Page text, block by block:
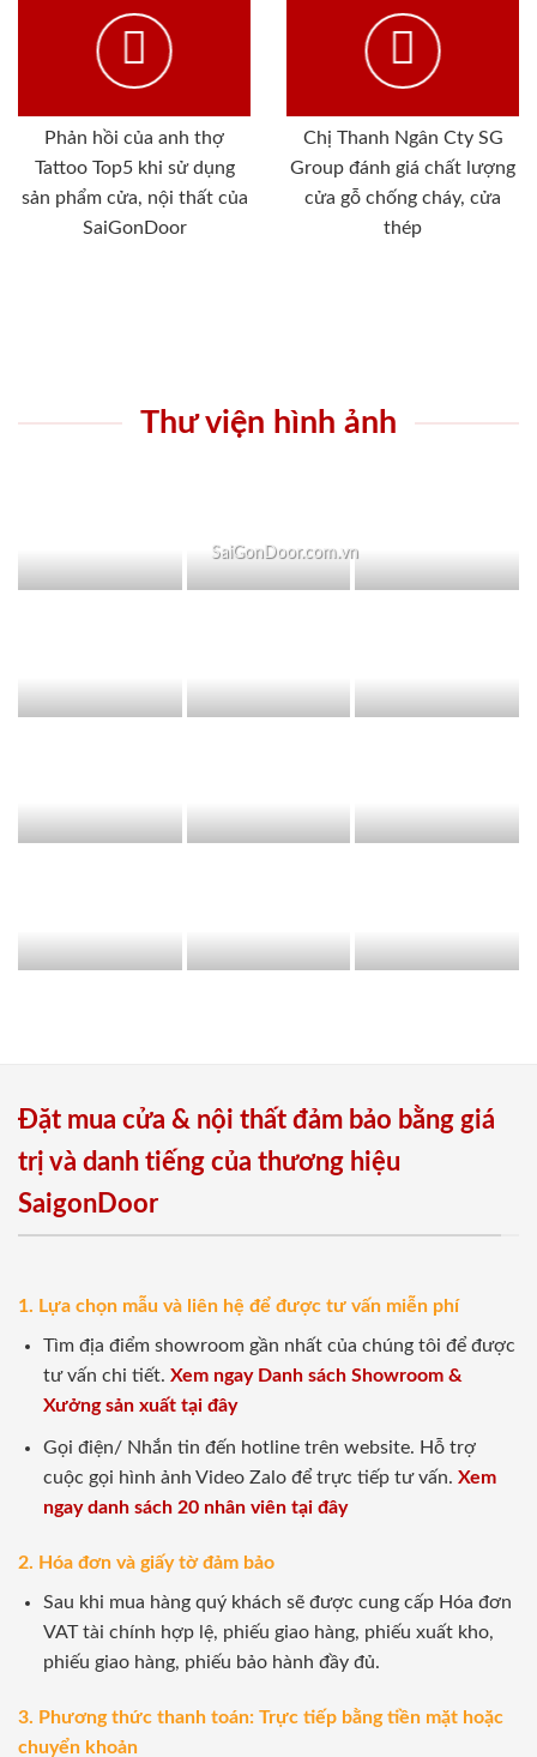
Phản hồi của anh thợ
Tattoo Top5 khi sử dụng
sản phẩm cửa, nội thất của
SaiGonDoor
Chị Thanh Ngân Cty SG
Group đánh giá chất lượng
cửa gỗ chống cháy, cửa
thép
Thư viện hình ảnh
SaiGonDoor.com.vn
Đặt mua cửa & nội thất đảm bảo bằng giá
trị và danh tiếng của thương hiệu
SaigonDoor
1. Lựa chọn mẫu và liên hệ để được tư vấn miễn phí
Tìm địa điểm showroom gần nhất của chúng tôi để được
tư vấn chi tiết. Xem ngay Danh sách Showroom &
Xưởng sản xuất tại đây
Gọi điện/ Nhắn tin đến hotline trên website. Hỗ trợ
cuộc gọi hình ảnh Video Zalo để trực tiếp tư vấn. Xem
ngay danh sách 20 nhân viên tại đây
2. Hóa đơn và giấy tờ đảm bảo
Sau khi mua hàng quý khách sẽ được cung cấp Hóa đơn
VAT tài chính hợp lệ, phiếu giao hàng, phiếu xuất kho,
phiếu giao hàng, phiếu bảo hành đầy đủ.
3. Phương thức thanh toán: Trực tiếp bằng tiền mặt hoặc
chuyển khoản